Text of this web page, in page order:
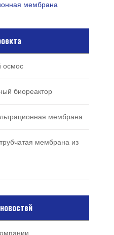
мембрана
осмос
биореактор
мембрана
мембрана из